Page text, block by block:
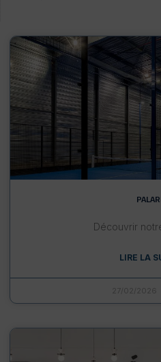
Découvrir
LIRE LA
27/02/2026